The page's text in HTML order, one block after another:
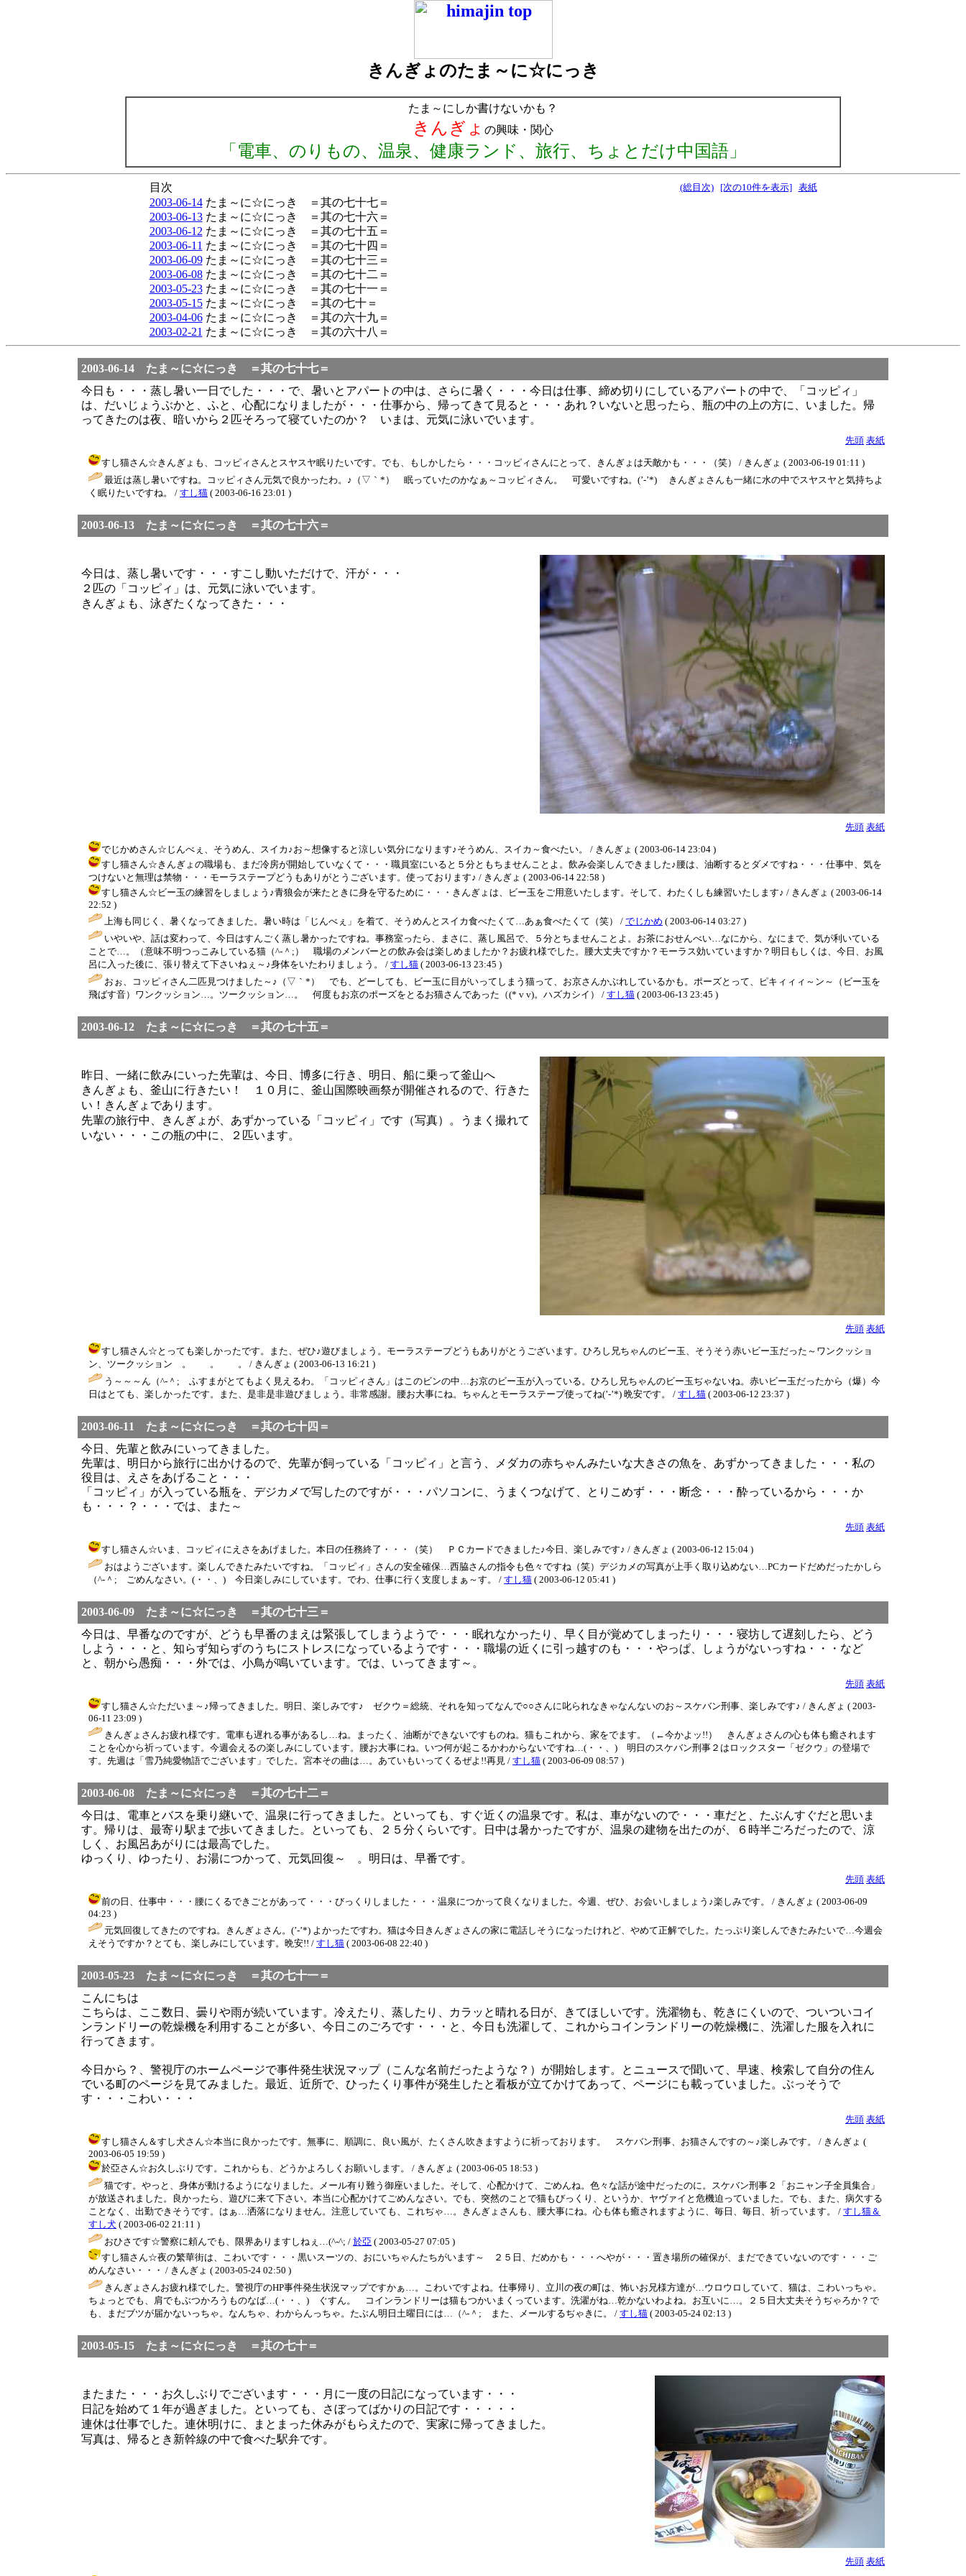
きんぎょのたま～に☆にっき
たま～にしか書けないかも？
きんぎょ の興味・関心
「電車、のりもの、温泉、健康ランド、旅行、ちょとだけ中国語」
目次 (総目次) [次の10件を表示] 表紙
2003-06-14たま～に☆にっき ＝其の七十七＝
2003-06-13たま～に☆にっき ＝其の七十六＝
2003-06-12 たま～に☆にっき ＝其の七十五＝
2003-06-11 たま～に☆にっき ＝其の七十四＝
2003-06-09たま～に☆にっき ＝其の七十三＝
2003-06-08たま～に☆にっき ＝其の七十二＝
2003-05-23たま～に☆にっき ＝其の七十一＝
2003-05-15たま～に☆にっき ＝其の七十＝
2003-04-06たま～に☆にっき ＝其の六十九＝
2003-02-21 たま～に☆にっき ＝其の六十八＝
2003-06-14 たま～に☆にっき ＝其の七十七＝
今日も・・・蒸し暑い一日でした・・・で、暑いとアパートの中は、さらに暑く・・・今日は仕事、締め切りにしているアパートの中で、「コッピィ」
は、だいじょうぶかと、ふと、心配になりましたが・・・仕事から、帰ってきて見ると・・・あれ？いないと思ったら、瓶の中の上の方に、いました。帰
ってきたのは夜、暗いから２匹そろって寝ていたのか？ いまは、元気に泳いでいます。
先頭 表紙
すし猫さん☆きんぎょも、コッピィさんとスヤスヤ眠りたいです。でも、もしかしたら・・・コッピィさんにとって、きんぎょは天敵かも・・・（笑） / きんぎょ ( 2003-06-19 01:11 )
最近は蒸し暑いですね。コッピィさん元気で良かったわ。♪（▽｀*） 眠っていたのかなぁ～コッピィさん。 可愛いですね。(’-’*) きんぎょさんも一緒に水の中でスヤスヤと気持ちよ
く眠りたいですね。 / すし猫 ( 2003-06-16 23:01 )
2003-06-13 たま～に☆にっき ＝其の七十六＝
今日は、蒸し暑いです・・・すこし動いただけで、汗が・・・
２匹の「コッピィ」は、元気に泳いでいます。
きんぎょも、泳ぎたくなってきた・・・
先頭 表紙
でじかめさん☆じんべぇ、そうめん、スイカ♪お～想像すると涼しい気分になります♪そうめん、スイカ～食べたい。 / きんぎょ ( 2003-06-14 23:04 )
すし猫さん☆きんぎょの職場も、まだ冷房が開始していなくて・・・職員室にいると５分ともちませんことよ。飲み会楽しんできました♪腰は、油断するとダメですね・・・仕事中、気を
つけないと無理は禁物・・・モーラステープどうもありがとうございます。使っております♪ / きんぎょ ( 2003-06-14 22:58 )
すし猫さん☆ビー玉の練習をしましょう♪青狼会が来たときに身を守るために・・・きんぎょは、ビー玉をご用意いたします。そして、わたくしも練習いたします♪ / きんぎょ ( 2003-06-14
22:52 )
上海も同じく、暑くなってきました。暑い時は「じんべぇ」を着て、そうめんとスイカ食べたくて…あぁ食べたくて（笑） / でじかめ ( 2003-06-14 03:27 )
いやいや、話は変わって、今日はすんごく蒸し暑かったですね。事務室ったら、まさに、蒸し風呂で、５分とちませんことよ。お茶におせんべい…なにから、なにまで、気が利いている
ことで…。（意味不明つっこみしている猫（^-＾;） 職場のメンバーとの飲み会は楽しめましたか？お疲れ様でした。腰大丈夫ですか？モーラス効いていますか？明日もしくは、今日、お風
呂に入った後に、張り替えて下さいねぇ～♪身体をいたわりましょう。 / すし猫 ( 2003-06-13 23:45 )
おぉ、コッピィさん二匹見つけました～♪（▽｀*） でも、どーしても、ビー玉に目がいってしまう猫って、お京さんかぶれしているかも。ポーズとって、ピキィィィ～ン～（ビー玉を
飛ばす音）ワンクッション…。ツークッション…。 何度もお京のポーズをとるお猫さんであった（(* v v)。ハズカシイ） / すし猫 ( 2003-06-13 23:45 )
2003-06-12 たま～に☆にっき ＝其の七十五＝
昨日、一緒に飲みにいった先輩は、今日、博多に行き、明日、船に乗って釜山へ
きんぎょも、釜山に行きたい！ １０月に、釜山国際映画祭が開催されるので、行きた
い！きんぎょであります。
先輩の旅行中、きんぎょが、あずかっている「コッピィ」です（写真）。うまく撮れて
いない・・・この瓶の中に、２匹います。
先頭 表紙
すし猫さん☆とっても楽しかったです。また、ぜひ♪遊びましょう。モーラステープどうもありがとうございます。ひろし兄ちゃんのビー玉、そうそう赤いビー玉だった～ワンクッショ
ン、ツークッション 。 。 。 / きんぎょ ( 2003-06-13 16:21 )
う～～～ん（^-＾; ふすまがとてもよく見えるわ。「コッピィさん」はこのビンの中…お京のビー玉が入っている。ひろし兄ちゃんのビー玉ぢゃないね。赤いビー玉だったから（爆）今
日はとても、楽しかったです。また、是非是非遊びましょう。非常感謝。腰お大事にね。ちゃんとモーラステープ使ってね(’-’*) 晩安です。 / すし猫 ( 2003-06-12 23:37 )
2003-06-11 たま～に☆にっき ＝其の七十四＝
今日、先輩と飲みにいってきました。
先輩は、明日から旅行に出かけるので、先輩が飼っている「コッピィ」と言う、メダカの赤ちゃんみたいな大きさの魚を、あずかってきました・・・私の
役目は、えさをあげること・・・
「コッピィ」が入っている瓶を、デジカメで写したのですが・・・パソコンに、うまくつなげて、とりこめず・・・断念・・・酔っているから・・・か
も・・・？・・・では、また～
先頭 表紙
すし猫さん☆いま、コッピィにえさをあげました。本日の任務終了・・・（笑） ＰＣカードできました♪今日、楽しみです♪ / きんぎょ ( 2003-06-12 15:04 )
おはようございます。楽しんできたみたいですね。「コッピィ」さんの安全確保…西脇さんの指令も色々ですね（笑）デジカメの写真が上手く取り込めない…PCカードだめだったかしら
（^-＾; ごめんなさい。(・・、) 今日楽しみにしています。でわ、仕事に行く支度しまぁ～す。 / すし猫 ( 2003-06-12 05:41 )
2003-06-09 たま～に☆にっき ＝其の七十三＝
今日は、早番なのですが、どうも早番のまえは緊張してしまうようで・・・眠れなかったり、早く目が覚めてしまったり・・・寝坊して遅刻したら、どう
しよう・・・と、知らず知らずのうちにストレスになっているようです・・・職場の近くに引っ越すのも・・・やっぱ、しょうがないっすね・・・など
と、朝から愚痴・・・外では、小鳥が鳴いています。では、いってきます～。
先頭 表紙
すし猫さん☆ただいま～♪帰ってきました。明日、楽しみです♪ ゼクウ＝総統、それを知ってなんで○○さんに叱られなきゃなんないのお～スケバン刑事、楽しみです♪ / きんぎょ ( 2003-
06-11 23:09 )
きんぎょさんお疲れ様です。電車も遅れる事があるし…ね。まったく、油断ができないですものね。猫もこれから、家をでます。（←今かよッ!!） きんぎょさんの心も体も癒されます
ことを心から祈っています。今週会えるの楽しみにしています。腰お大事にね。いつ何が起こるかわからないですね…(・・、) 明日のスケバン刑事２はロックスター「ゼクウ」の登場で
す。先週は「雪乃純愛物語でございます」でした。宮本その曲は…。あていもいってくるぜよ!!再見 / すし猫 ( 2003-06-09 08:57 )
2003-06-08 たま～に☆にっき ＝其の七十二＝
今日は、電車とバスを乗り継いで、温泉に行ってきました。といっても、すぐ近くの温泉です。私は、車がないので・・・車だと、たぶんすぐだと思いま
す。帰りは、最寄り駅まで歩いてきました。といっても、２５分くらいです。日中は暑かったですが、温泉の建物を出たのが、６時半ごろだったので、涼
しく、お風呂あがりには最高でした。
ゆっくり、ゆったり、お湯につかって、元気回復～ 。明日は、早番です。
先頭 表紙
前の日、仕事中・・・腰にくるできごとがあって・・・びっくりしました・・・温泉につかって良くなりました。今週、ぜひ、お会いしましょう♪楽しみです。 / きんぎょ ( 2003-06-09
04:23 )
元気回復してきたのですね。きんぎょさん。(’-’*) よかったですわ。猫は今日きんぎょさんの家に電話しそうになったけれど、やめて正解でした。たっぷり楽しんできたみたいで…今週会
えそうですか？とても、楽しみにしています。晩安!! / すし猫 ( 2003-06-08 22:40 )
2003-05-23 たま～に☆にっき ＝其の七十一＝
こんにちは
こちらは、ここ数日、曇りや雨が続いています。冷えたり、蒸したり、カラッと晴れる日が、きてほしいです。洗濯物も、乾きにくいので、ついついコイ
ンランドリーの乾燥機を利用することが多い、今日このごろです・・・と、今日も洗濯して、これからコインランドリーの乾燥機に、洗濯した服を入れに
行ってきます。
今日から？、警視庁のホームページで事件発生状況マップ（こんな名前だったような？）が開始します。とニュースで聞いて、早速、検索して自分の住ん
でいる町のページを見てみました。最近、近所で、ひったくり事件が発生したと看板が立てかけてあって、ページにも載っていました。ぶっそうで
す・・・こわい・・・
先頭 表紙
すし猫さん＆すし犬さん☆本当に良かったです。無事に、順調に、良い風が、たくさん吹きますように祈っております。 スケバン刑事、お猫さんですの～♪楽しみです。 / きんぎょ (
2003-06-05 19:59 )
於亞さん☆お久しぶりです。これからも、どうかよろしくお願いします。 / きんぎょ ( 2003-06-05 18:53 )
猫です。やっと、身体が動けるようになりました。メール有り難う御座いました。そして、心配かけて、ごめんね。色々な話が途中だったのに。スケバン刑事２「おニャン子全員集合」
が放送されました。良かったら、遊びに来て下さい。本当に心配かけてごめんなさい。でも、突然のことで猫もびっくり、というか、ヤヴァイと危機迫っていました。でも、また、病欠する
ことなく、出勤できそうです。はぁ…洒落になりません。注意していても、これぢゃ…。きんぎょさんも、腰大事にね。心も体も癒されますように、毎日、毎日、祈っています。 / すし猫＆
すし犬 ( 2003-06-02 21:11 )
おひさです☆警察に頼んでも、限界ありますしねぇ…(^-^; / 於亞 ( 2003-05-27 07:05 )
すし猫さん☆夜の繁華街は、こわいです・・・黒いスーツの、おにいちゃんたちがいます～ ２５日、だめかも・・・へやが・・・置き場所の確保が、まだできていないのです・・・ご
めんなさい・・・ / きんぎょ ( 2003-05-24 02:50 )
きんぎょさんお疲れ様でした。警視庁のHP事件発生状況マップですかぁ…。こわいですよね。仕事帰り、立川の夜の町は、怖いお兄様方達が…ウロウロしていて、猫は、こわいっちゃ。
ちょっとでも、肩でもぶつかろうものなば…(・・、) ぐすん。 コインランドリーは猫もつかいまくっています。洗濯がね…乾かないわよね。お互いに…。２５日大丈夫そうぢゃろか？で
も、まだブツが届かないっちゃ。なんちゃ、わからんっちゃ。たぶん明日土曜日には…（^-＾; また、メールするぢゃきに。 / すし猫 ( 2003-05-24 02:13 )
2003-05-15 たま～に☆にっき ＝其の七十＝
またまた・・・お久しぶりでございます・・・月に一度の日記になっています・・・
日記を始めて１年が過ぎました。といっても、さぼってばかりの日記です・・・・・
連休は仕事でした。連休明けに、まとまった休みがもらえたので、実家に帰ってきました。
写真は、帰るとき新幹線の中で食べた駅弁です。
先頭 表紙